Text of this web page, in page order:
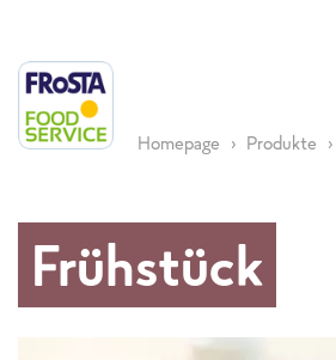
Homepage Produkte
Frühstück